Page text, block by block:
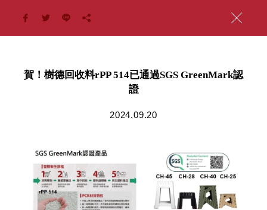
賀！樹德回收料rPP 514已通過SGS GreenMark認
證
2024.09.20